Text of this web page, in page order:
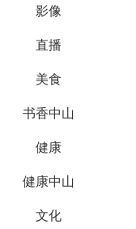
影像
直播
美食
书香中山
健康
健康中山
文化